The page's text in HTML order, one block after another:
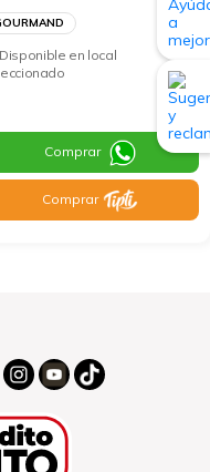
Disponible en local
Comprar
Comprar